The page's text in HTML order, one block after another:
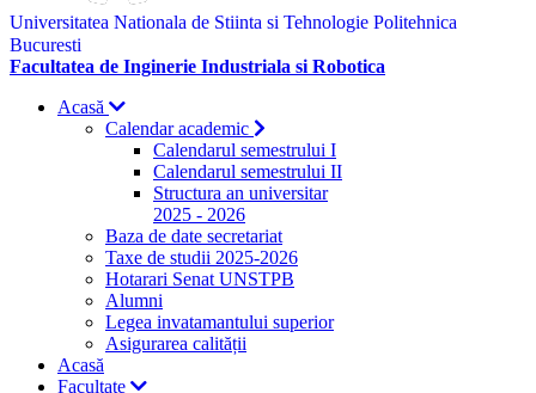
Universitatea Nationala de Stiinta si Tehnologie Politehnica
Bucuresti
Facultatea de Inginerie Industriala si Robotica
Acasă
Calendar academic
Calendarul semestrului I
Calendarul semestrului II
Structura an universitar
2025 - 2026
Baza de date secretariat
Taxe de studii 2025-2026
Hotarari Senat UNSTPB
Alumni
Legea invatamantului superior
Asigurarea calității
Acasă
Facultate